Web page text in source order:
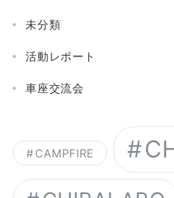
未分類
活動レポート
車座交流会
CAMPFIRE